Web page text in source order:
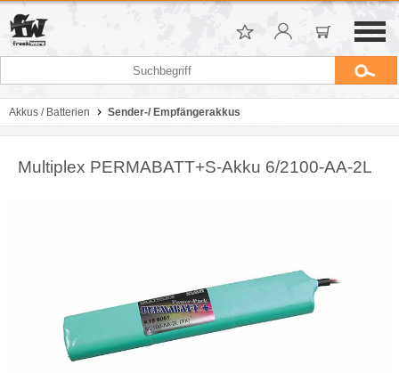
Akkus / Batterien Sender-/ Empfängerakkus
Multiplex PERMABATT+S-Akku 6/2100-AA-2L